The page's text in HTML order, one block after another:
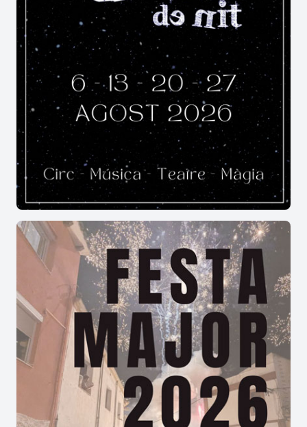
Els assistents col·laboren a través de donatius en
metàl·lic i aportacions voluntàries d'aliments i
productes d'higiene, que s'articulen gràcies a la
xarxa de comerços de Riudecanyes i entitats com
Càritas.
• Servei de barra de les associacions familiars: El
teixit associatiu local agafa les regnes de les
zones de restauració, situades en indrets icònics
com la font Vella per oferir un espai de
retrobament comunitari abans i després de l'acte.
El Concert de les Espelmes a Riudecanyes
demostra la capacitat de la vila per fusionar l'art
amb la cooperació mútua, deixant un record
inoblidable cada estiu.